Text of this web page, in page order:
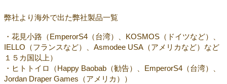
弊社より海外で出た弊社製品一覧
・花見小路（EmperorS4（台湾）、KOSMOS（ドイツなど）、
IELLO（フランスなど）、Asmodee USA（アメリカなど）など
１５カ国以上）
・ヒトトイロ（Happy Baobab（勧告）、EmperorS4（台湾）、
Jordan Draper Games（アメリカ））